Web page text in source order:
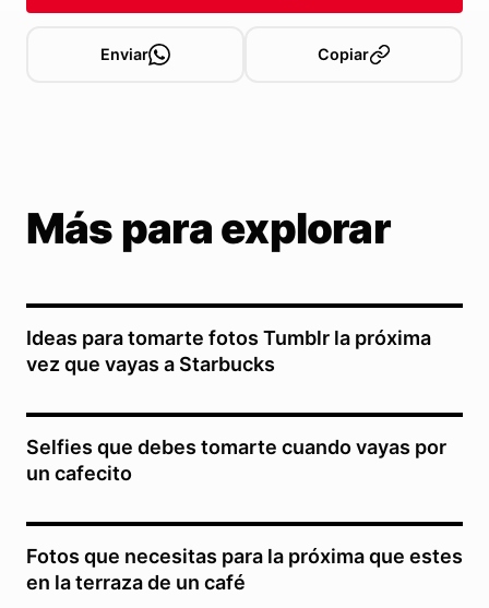
Enviar Copiar
Más para explorar
Ideas para tomarte fotos Tumblr la próxima
vez que vayas a Starbucks
Selfies que debes tomarte cuando vayas por
un cafecito
Fotos que necesitas para la próxima que estes
en la terraza de un café